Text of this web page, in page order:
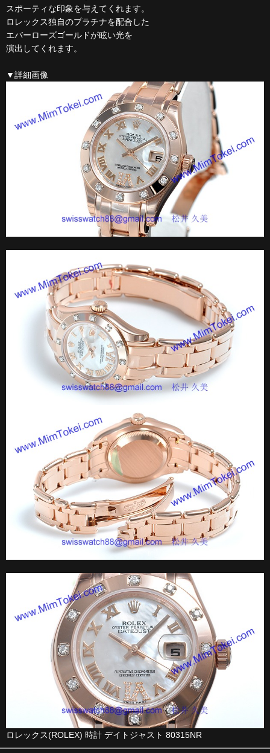
スポーティな印象を与えてくれます。
ロレックス独自のプラチナを配合した
エバーローズゴールドが眩い光を
演出してくれます。
▼詳細画像
ロレックス(ROLEX) 時計 デイトジャスト 80315NR